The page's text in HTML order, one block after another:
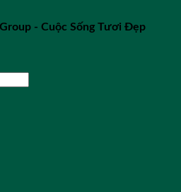
- Cuộc Sống Tươi Đẹp